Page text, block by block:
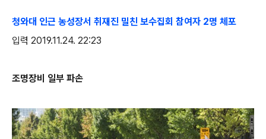
청와대 인근 농성장서 취재진 밀친 보수집회 참여자 2명 체포
입력 2019.11.24. 22:23
조명장비 일부 파손